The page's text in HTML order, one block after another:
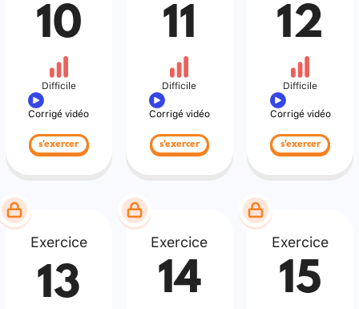
10
Difficile
Corrigé vidéo
s'exercer
11
Difficile
Corrigé vidéo
s'exercer
12
Difficile
Corrigé vidéo
s'exercer
Exercice
13
Exercice
14
Exercice
15